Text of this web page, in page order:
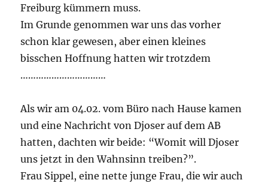
Freiburg kümmern muss.
Im Grunde genommen war uns das vorher
schon klar gewesen, aber einen kleines
bisschen Hoffnung hatten wir trotzdem
……………………………
Als wir am 04.02. vom Büro nach Hause kamen
und eine Nachricht von Djoser auf dem AB
hatten, dachten wir beide: “Womit will Djoser
uns jetzt in den Wahnsinn treiben?”.
Frau Sippel, eine nette junge Frau, die wir auch